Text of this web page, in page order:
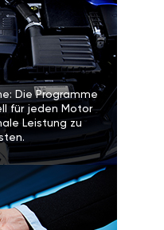
Die Programme
für jeden Motor
Leistung zu